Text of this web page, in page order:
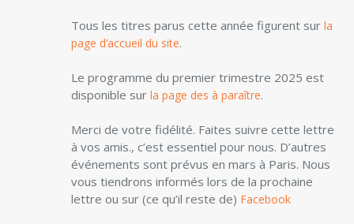
Tous les titres parus cette année figurent sur la
page d’accueil du site.
Le programme du premier trimestre 2025 est
disponible sur la page des à paraître.
Merci de votre fidélité. Faites suivre cette lettre
à vos amis., c’est essentiel pour nous. D’autres
événements sont prévus en mars à Paris. Nous
vous tiendrons informés lors de la prochaine
lettre ou sur (ce qu’il reste de) Facebook